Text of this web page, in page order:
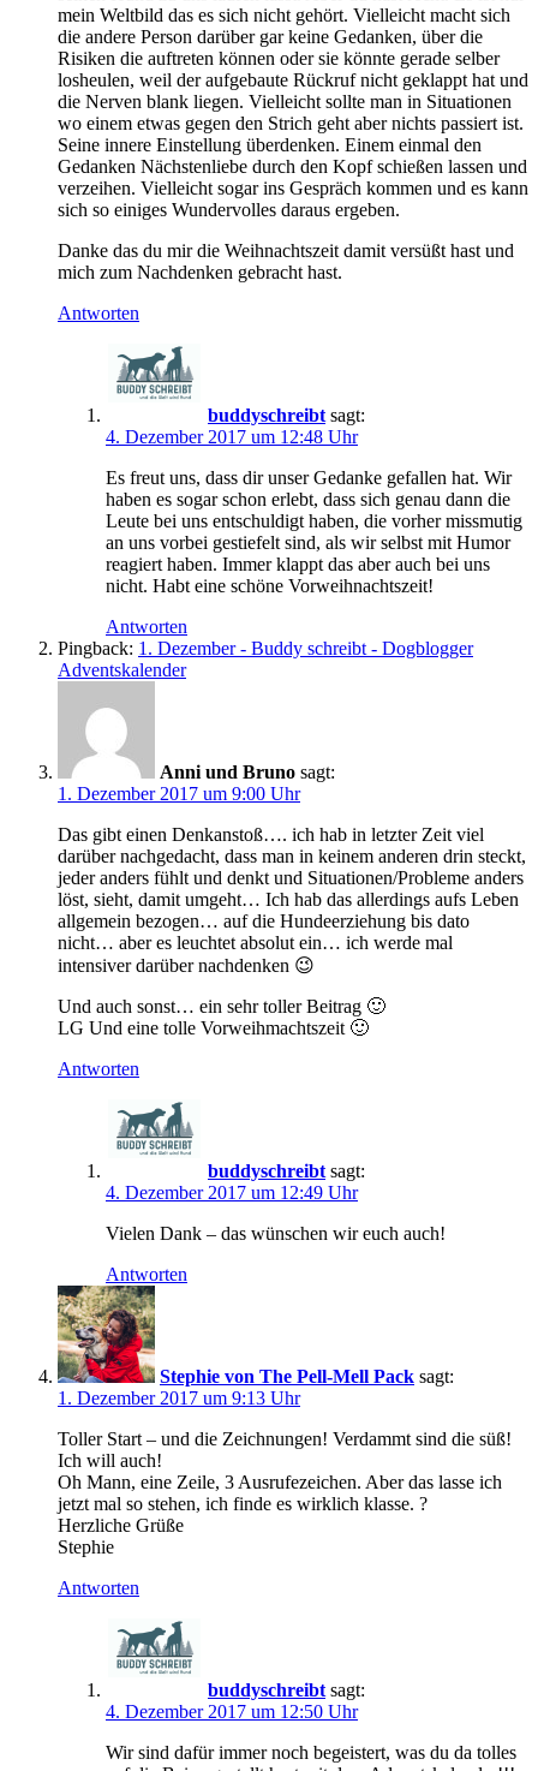
mein Weltbild das es sich nicht gehört. Vielleicht macht sich
die andere Person darüber gar keine Gedanken, über die
Risiken die auftreten können oder sie könnte gerade selber
losheulen, weil der aufgebaute Rückruf nicht geklappt hat und
die Nerven blank liegen. Vielleicht sollte man in Situationen
wo einem etwas gegen den Strich geht aber nichts passiert ist.
Seine innere Einstellung überdenken. Einem einmal den
Gedanken Nächstenliebe durch den Kopf schießen lassen und
verzeihen. Vielleicht sogar ins Gespräch kommen und es kann
sich so einiges Wundervolles daraus ergeben.
Danke das du mir die Weihnachtszeit damit versüßt hast und
mich zum Nachdenken gebracht hast.
Antworten
buddyschreibt sagt:
4. Dezember 2017 um 12:48 Uhr
Es freut uns, dass dir unser Gedanke gefallen hat. Wir
haben es sogar schon erlebt, dass sich genau dann die
Leute bei uns entschuldigt haben, die vorher missmutig
an uns vorbei gestiefelt sind, als wir selbst mit Humor
reagiert haben. Immer klappt das aber auch bei uns
nicht. Habt eine schöne Vorweihnachtszeit!
Antworten
Pingback: 1. Dezember - Buddy schreibt - Dogblogger
Adventskalender
Anni und Bruno sagt:
1. Dezember 2017 um 9:00 Uhr
Das gibt einen Denkanstoß…. ich hab in letzter Zeit viel
darüber nachgedacht, dass man in keinem anderen drin steckt,
jeder anders fühlt und denkt und Situationen/Probleme anders
löst, sieht, damit umgeht… Ich hab das allerdings aufs Leben
allgemein bezogen… auf die Hundeerziehung bis dato
nicht… aber es leuchtet absolut ein… ich werde mal
intensiver darüber nachdenken 😉
Und auch sonst… ein sehr toller Beitrag 🙂
LG Und eine tolle Vorweihmachtszeit 🙂
Antworten
buddyschreibt sagt:
4. Dezember 2017 um 12:49 Uhr
Vielen Dank – das wünschen wir euch auch!
Antworten
Stephie von The Pell-Mell Pack sagt:
1. Dezember 2017 um 9:13 Uhr
Toller Start – und die Zeichnungen! Verdammt sind die süß!
Ich will auch!
Oh Mann, eine Zeile, 3 Ausrufezeichen. Aber das lasse ich
jetzt mal so stehen, ich finde es wirklich klasse. ?
Herzliche Grüße
Stephie
Antworten
buddyschreibt sagt:
4. Dezember 2017 um 12:50 Uhr
Wir sind dafür immer noch begeistert, was du da tolles